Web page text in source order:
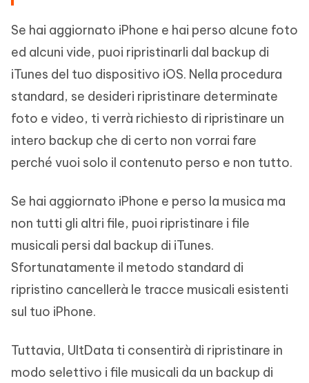
Se hai aggiornato iPhone e hai perso alcune foto
ed alcuni vide, puoi ripristinarli dal backup di
iTunes del tuo dispositivo iOS. Nella procedura
standard, se desideri ripristinare determinate
foto e video, ti verrà richiesto di ripristinare un
intero backup che di certo non vorrai fare
perché vuoi solo il contenuto perso e non tutto.
Se hai aggiornato iPhone e perso la musica ma
non tutti gli altri file, puoi ripristinare i file
musicali persi dal backup di iTunes.
Sfortunatamente il metodo standard di
ripristino cancellerà le tracce musicali esistenti
sul tuo iPhone.
Tuttavia, UltData ti consentirà di ripristinare in
modo selettivo i file musicali da un backup di